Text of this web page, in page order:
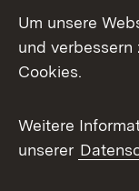
Facebook
X / Twitter
Youtube
Um unsere
und verbessern
Cookies.
Weitere
unserer